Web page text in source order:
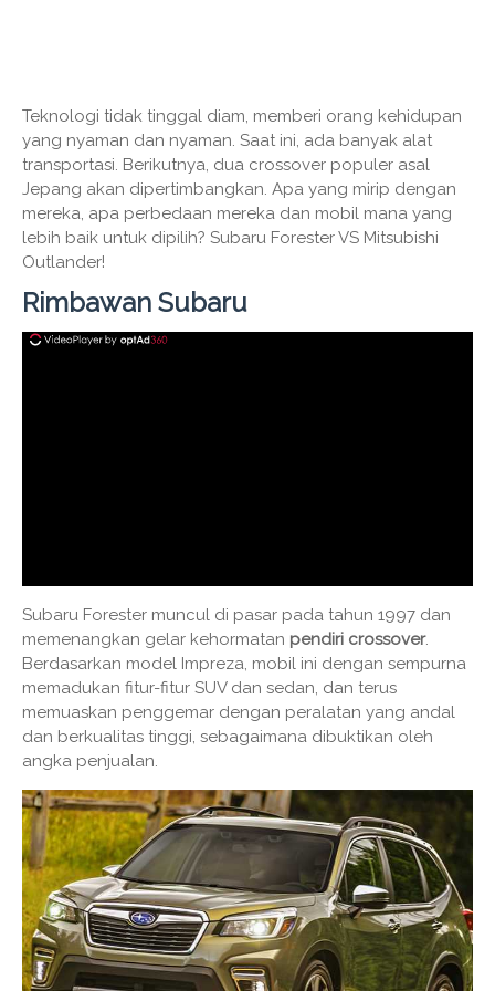
Teknologi tidak tinggal diam, memberi orang kehidupan
yang nyaman dan nyaman. Saat ini, ada banyak alat
transportasi. Berikutnya, dua crossover populer asal
Jepang akan dipertimbangkan. Apa yang mirip dengan
mereka, apa perbedaan mereka dan mobil mana yang
lebih baik untuk dipilih? Subaru Forester VS Mitsubishi
Outlander!
Rimbawan Subaru
Subaru Forester muncul di pasar pada tahun 1997 dan
memenangkan gelar kehormatan pendiri crossover.
Berdasarkan model Impreza, mobil ini dengan sempurna
memadukan fitur-fitur SUV dan sedan, dan terus
memuaskan penggemar dengan peralatan yang andal
dan berkualitas tinggi, sebagaimana dibuktikan oleh
angka penjualan.